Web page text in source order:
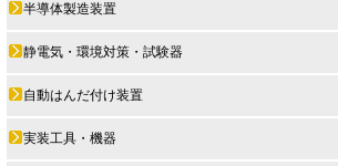
半導体製造装置
静電気・環境対策・試験器
自動はんだ付け装置
実装工具・機器